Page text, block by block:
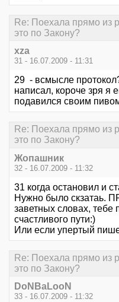
Re: Поехала прямо из
это по Закону?
xza
31 - 16.07.2009 - 11:31
29 - всмысле
написал, короче зря я
подавился своим
Re: Поехала прямо из
это по Закону?
Жопашник
32 - 16.07.2009 - 11:32
31 когда остановил и
Нужно было скзатаь.
заветных словах, тебе
счастливого пути:)
Или если упертый
Re: Поехала прямо из
это по Закону?
DoNBaLooN
33 - 16.07.2009 - 11:32